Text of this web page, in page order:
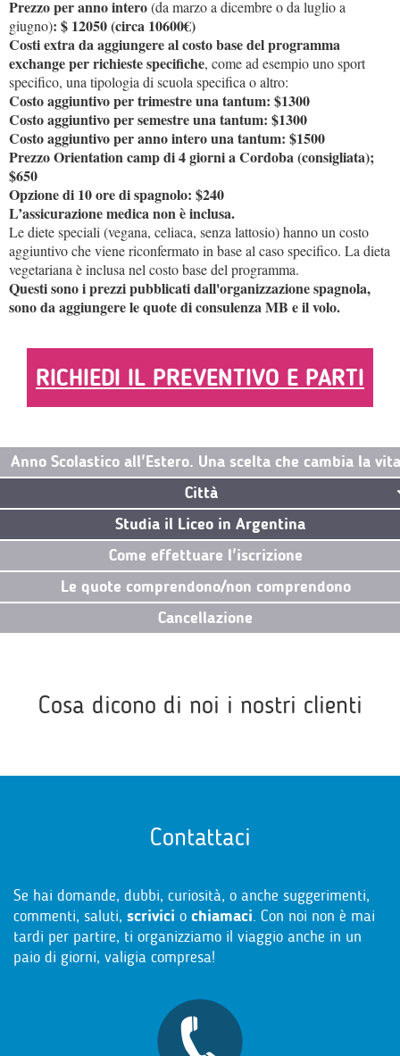
Prezzo per anno intero(da marzo a dicembre o da luglio a
giugno): $ 12050 (circa 10600€)
Costi extra da aggiungere al costo base del programma
exchange per richieste specifiche, come ad esempio uno sport
specifico, una tipologia di scuola specifica o altro:
Costo aggiuntivo per trimestre una tantum: $1300
Costo aggiuntivo per semestre una tantum: $1300
Costo aggiuntivo per anno interouna tantum: $1500
Prezzo Orientation camp di 4 giorni a Cordoba (consigliata);
$650
Opzione di 10 ore di spagnolo: $240
L’assicurazione medica non è inclusa.
Le diete speciali (vegana, celiaca, senza lattosio) hanno un costo
aggiuntivo che viene riconfermato in base al caso specifico. La dieta
vegetariana è inclusa nel costo base del programma.
Questi sono i prezzi pubblicati dall'organizzazione spagnola,
sono da aggiungere le quote di consulenza MB e il volo.
RICHIEDI IL PREVENTIVO E PARTI
Anno Scolastico all'Estero. Una scelta che cambia la vita
Città
Studia il Liceo in Argentina
Come effettuare l'iscrizione
Le quote comprendono/non comprendono
Cancellazione
Cosa dicono di noi i nostri clienti
Contattaci
Se hai domande, dubbi, curiosità, o anche suggerimenti,
commenti, saluti, scrivici o chiamaci. Con noi non è mai
tardi per partire, ti organizziamo il viaggio anche in un
paio di giorni, valigia compresa!